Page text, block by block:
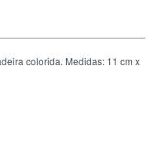
colorida. Medidas: 11 cm x